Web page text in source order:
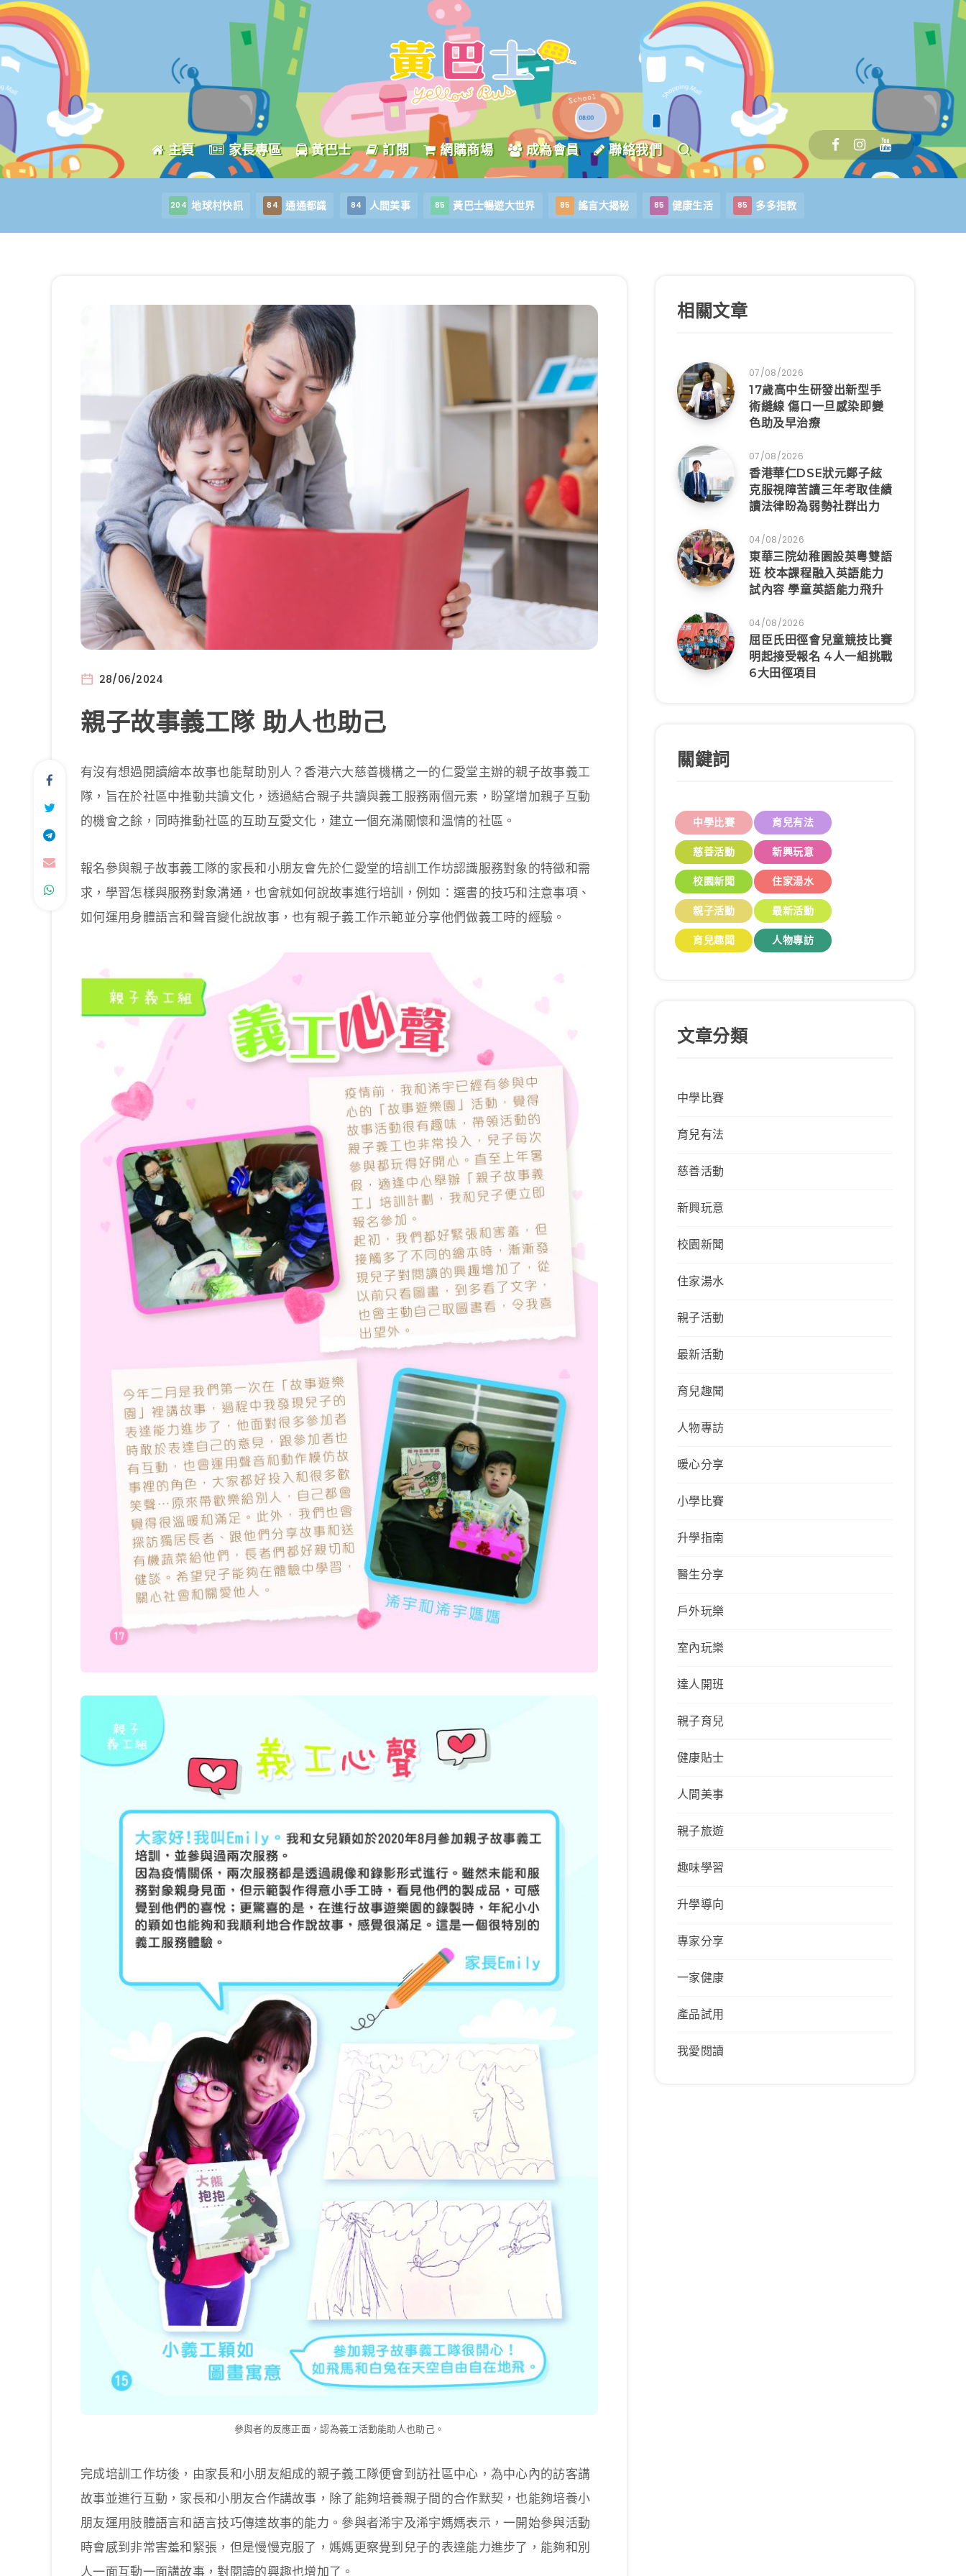
主頁 家長專區 黃巴士 訂閱 網購商場 成為會員 聯絡我們
204 地球村快訊 84 通通都識 84 人間美事 85 黃巴士暢遊大世界 85 謠言大揭秘 85 健康生活 85 多多指教
28/06/2024
親子故事義工隊 助人也助己
有沒有想過閱讀繪本故事也能幫助別人？香港六大慈善機構之一的仁愛堂主辦的親子故事義工
隊，旨在於社區中推動共讀文化，透過結合親子共讀與義工服務兩個元素，盼望增加親子互動
的機會之餘，同時推動社區的互助互愛文化，建立一個充滿關懷和溫情的社區。
報名參與親子故事義工隊的家長和小朋友會先於仁愛堂的培訓工作坊認識服務對象的特徵和需
求，學習怎樣與服務對象溝通，也會就如何說故事進行培訓，例如：選書的技巧和注意事項、
如何運用身體語言和聲音變化說故事，也有親子義工作示範並分享他們做義工時的經驗。
參與者的反應正面，認為義工活動能助人也助己。
完成培訓工作坊後，由家長和小朋友組成的親子義工隊便會到訪社區中心，為中心內的訪客講
故事並進行互動，家長和小朋友合作講故事，除了能夠培養親子間的合作默契，也能夠培養小
朋友運用肢體語言和語言技巧傳達故事的能力。參與者浠宇及浠宇媽媽表示，一開始參與活動
時會感到非常害羞和緊張，但是慢慢克服了，媽媽更察覺到兒子的表達能力進步了，能夠和別
人一面互動一面講故事，對閱讀的興趣也增加了。
相關文章
07/08/2026
17歲高中生研發出新型手
術縫線 傷口一旦感染即變
色助及早治療
07/08/2026
香港華仁DSE狀元鄭子絃
克服視障苦讀三年考取佳績
讀法律盼為弱勢社群出力
04/08/2026
東華三院幼稚園設英粵雙語
班 校本課程融入英語能力
試內容 學童英語能力飛升
04/08/2026
屈臣氏田徑會兒童競技比賽
明起接受報名 4人一組挑戰
6大田徑項目
關鍵詞
中學比賽 育兒有法
慈善活動 新興玩意
校園新聞 住家湯水
親子活動 最新活動
育兒趣聞 人物專訪
文章分類
中學比賽
育兒有法
慈善活動
新興玩意
校園新聞
住家湯水
親子活動
最新活動
育兒趣聞
人物專訪
暖心分享
小學比賽
升學指南
醫生分享
戶外玩樂
室內玩樂
達人開班
親子育兒
健康貼士
人間美事
親子旅遊
趣味學習
升學導向
專家分享
一家健康
產品試用
我愛閱讀